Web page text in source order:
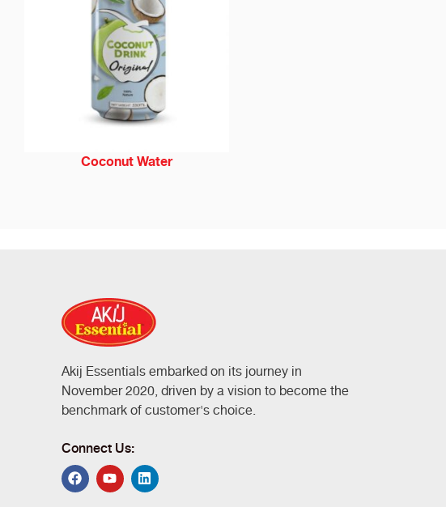
Coconut Water
Akij Essentials embarked on its journey in
November 2020, driven by a vision to become the
benchmark of customer's choice.
Connect Us: